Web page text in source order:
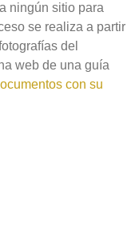
ningún sitio para
se realiza a partir
del
web de una guía
con su